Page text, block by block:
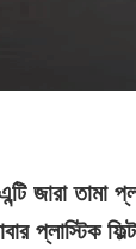
জারা তামা
প্লাস্টিক